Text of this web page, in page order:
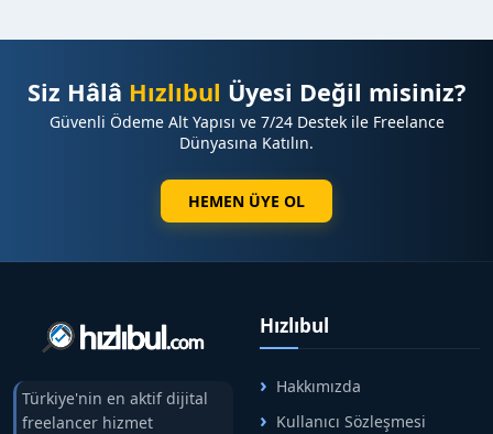
Siz Hâlâ Hızlıbul Üyesi Değil misiniz?
Güvenli Ödeme Alt Yapısı ve 7/24 Destek ile Freelance
Dünyasına Katılın.
HEMEN ÜYE OL
Türkiye'nin en aktif dijital
freelancer hizmet
Hızlıbul
Hakkımızda
Kullanıcı Sözleşmesi